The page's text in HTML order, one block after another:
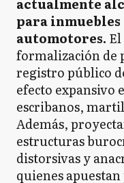
actualmente
para inmuebles
automotores.
formalización de
registro público
efecto expansivo
escribanos,
Además,
estructuras
distorsivas y
quienes